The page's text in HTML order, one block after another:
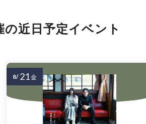
の近日予定イベント
8/ 21金